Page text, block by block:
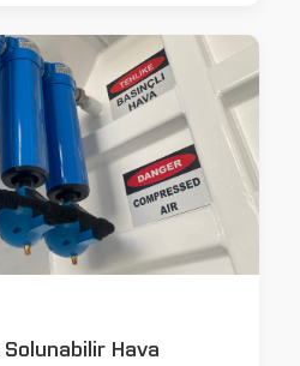
Solunabilir Hava